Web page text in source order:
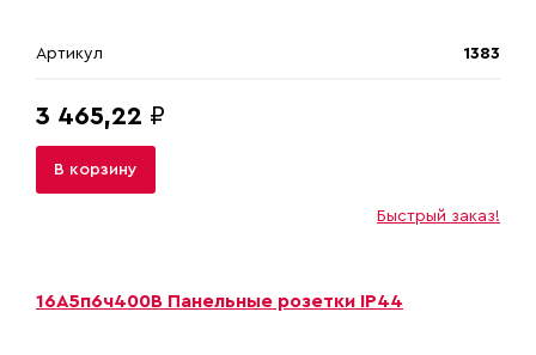
Артикул 1383
3 465,22 ₽
В корзину
Быстрый заказ!
16А5п6ч400В Панельные розетки IP44